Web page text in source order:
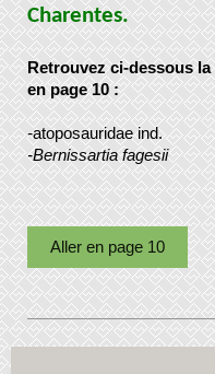
Charentes.
Retrouvez ci-dessous
en page 10 :
-atoposauridae ind.
-Bernissartia fagesii
Aller en page 10